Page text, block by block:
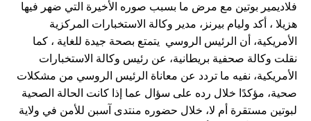
فلاديمير بوتين مع مرض ما بسبب صوره الأخيرة التي ضهر فيها
هزيلا ، أكد وليام بيرنز، مدير وكالة الاستخبارات المركزية
الأمريكية، أن الرئيس الروسي يتمتع بصحة جيدة للغاية ، كما
نقلت وكالة صحفية بريطانية، عن رئيس وكالة الاستخبارات
الأمريكية، نفيه ما تردد عن معاناة الرئيس الروسي من مشكلات
صحية، مؤكدًا خلال رده على سؤال عما إذا كانت الحالة الصحية
لبوتين مستقرة أم لا، خلال حضوره منتدى آسبن للأمن في ولاية